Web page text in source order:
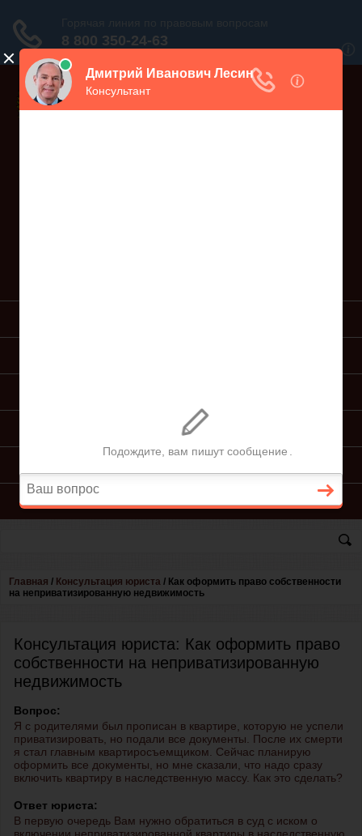
ПОДАЧА ИСКА
КОНСУЛЬТАЦИЯ ЮРИСТА
Главная / Консультация юриста / Как оформить право собственности
на неприватизированную недвижимость
Консультация юриста: Как оформить право
собственности на неприватизированную
недвижимость
Вопрос:
Я с родителями был прописан в квартире, которую не успели
приватизировать, но подали все документы. После их смерти
я стал главным квартиросъемщиком. Сейчас планирую
оформить все документы, но мне сказали, что надо сразу
включить квартиру в наследственную массу. Как это сделать?
Ответ юриста:
В первую очередь Вам нужно обратиться в суд с иском о